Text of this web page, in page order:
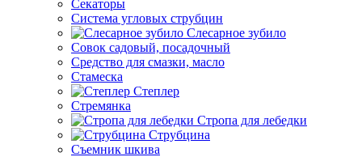
Секаторы
Система угловых струбцин
Слесарное зубило
Совок садовый, посадочный
Средство для смазки, масло
Стамеска
Степлер
Стремянка
Стропа для лебедки
Струбцина
Съемник шкива